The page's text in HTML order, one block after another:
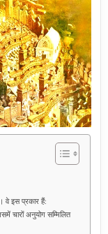
वे इस प्रकार हैं:
चारों अनुयोग सम्मिलित